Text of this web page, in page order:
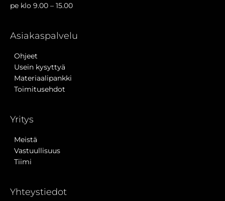
pe klo 9.00 – 15.00
Asiakaspalvelu
Ohjeet
Usein kysyttyä
Materiaalipankki
Toimitusehdot
Yritys
Meistä
Vastuullisuus
Tiimi
Yhteystiedot